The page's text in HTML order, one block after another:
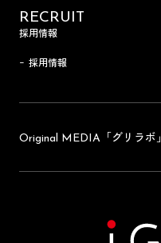
RECRUIT
採用情報
採用情報
Original MEDIA 「グリラボ